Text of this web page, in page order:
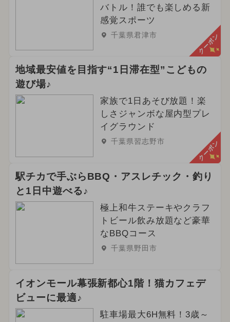
バトル！誰でも楽しめる新
感覚スポーツ
千葉県君津市 クーポン
地域最安値を目指す“1日滞在型”こどもの
遊び場♪
家族で1日あそび放題！楽
しさジャンボな屋内型プレ
イグラウンド
千葉県習志野市 クーポン
駅チカで手ぶらBBQ・アスレチック・釣り
と1日中遊べる♪
極上和牛ステーキやクラフ
トビール飲み放題など豪華
なBBQコース
千葉県野田市
イオンモール幕張新都心1階！猫カフェデ
ビューに最適♪
駐車場最大6H無料！3歳～